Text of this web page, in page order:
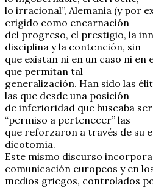
lo irracional”, Alemania (y por
erigido como encarnación
del progreso, el prestigio, la
disciplina y la contención, sin
que existan ni en un caso ni
que permitan tal
generalización. Han sido las
las que desde una posición
de inferioridad que buscaba
“permiso a pertenecer” las
que reforzaron a través de su
dicotomía.
Este mismo discurso
comunicación europeos y en
medios griegos, controlados